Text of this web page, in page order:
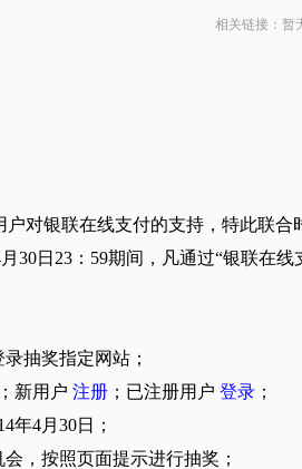
相关链接：暂
对银联在线支付的支持，特此联
30日23：59期间，凡通过“银联在
抽奖指定网站；
新用户 注册 ；已注册用户 登录 ；
年4月30日；
，按照页面提示进行抽奖；